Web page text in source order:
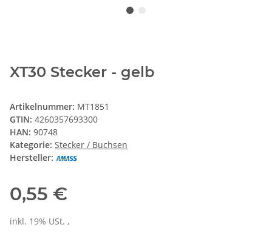
XT30 Stecker - gelb
Artikelnummer: MT1851
GTIN: 4260357693300
HAN: 90748
Kategorie: Stecker / Buchsen
Hersteller:
0,55 €
inkl. 19% USt. ,